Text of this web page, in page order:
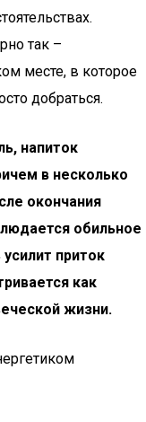
так –
месте, в которое
добраться.
напиток
в несколько
окончания
обильное
приток
как
жизни.